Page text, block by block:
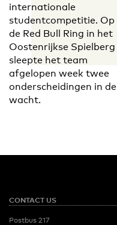
internationale
studentcompetitie. Op
de Red Bull Ring in het
Oostenrijkse Spielberg
sleepte het team
afgelopen week twee
onderscheidingen in de
wacht.
CONTACT US
Postbus 217